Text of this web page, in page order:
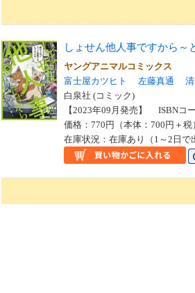
しょせん他人事ですから
ヤングアニマルコミックス
富士屋カツヒト
左藤真通
白泉社 (コミック)
【2023年09月発売】 ISBNコ
価格：770円（本体：700円＋税
在庫状況：在庫あり（1～2日で